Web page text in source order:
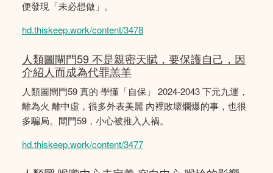
便發現「未必想做」。
hd.thiskeep.work/content/3478
人類圖閘門59 不是親密天賦，要保護自己，因
介紹人而成為代罪羔羊
人類圖閘門59 真的 學懂「自保」 2024-2043 下元九運，
離為火 離中虛，很多外表美麗 內裡敗壞爛爆的事，也很
多騙局。閘門59，小心被推入人禍。
hd.thiskeep.work/content/3477